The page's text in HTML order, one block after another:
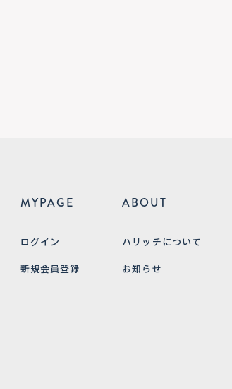
MYPAGE
ログイン
新規会員登録
ABOUT
ハリッチについて
お知らせ